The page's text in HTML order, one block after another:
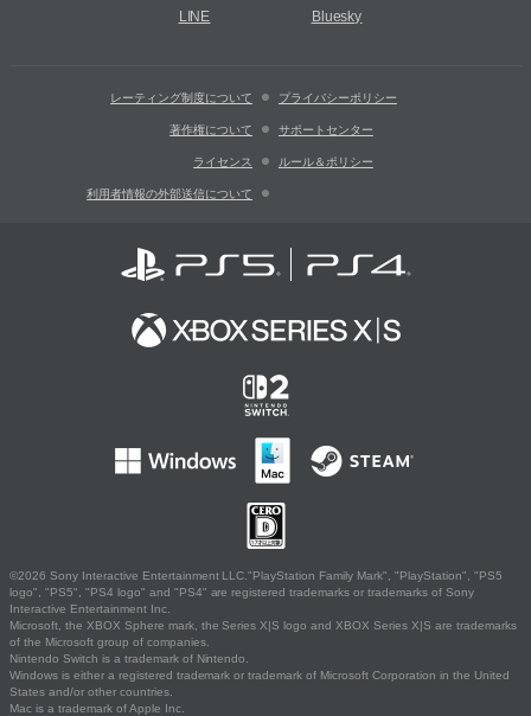
LINE Bluesky
レーティング制度について プライバシーポリシー
著作権について サポートセンター
ライセンス ルール＆ポリシー
利用者情報の外部送信について
©2026 Sony Interactive Entertainment LLC."PlayStation Family Mark", "PlayStation", "PS5
logo", "PS5", "PS4 logo" and "PS4" are registered trademarks or trademarks of Sony
Interactive Entertainment Inc.
Microsoft, the XBOX Sphere mark, the Series X|S logo and XBOX Series X|S are trademarks
of the Microsoft group of companies.
Nintendo Switch is a trademark of Nintendo.
Windows is either a registered trademark or trademark of Microsoft Corporation in the United
States and/or other countries.
Mac is a trademark of Apple Inc.